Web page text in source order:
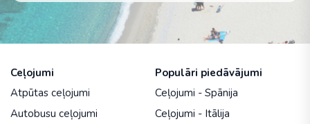
Ceļojumi
Atpūtas ceļojumi
Autobusu ceļojumi
Populāri piedāvājumi
Ceļojumi - Spānija
Ceļojumi - Itālija